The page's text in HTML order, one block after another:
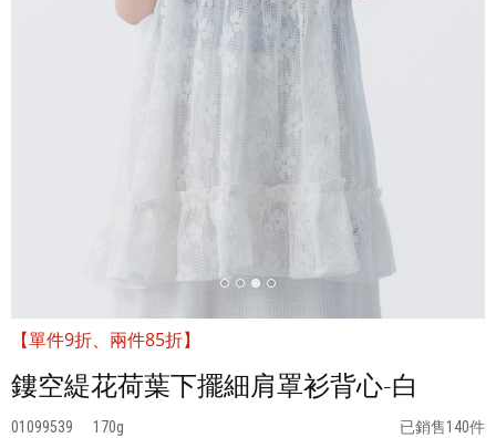
【單件9折、兩件85折】
鏤空緹花荷葉下擺細肩罩衫背心-白
01099539 170 已銷售140件